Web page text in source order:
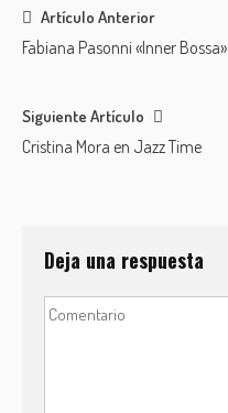
Post
navigation
Artículo Anterior
Fabiana Pasonni «Inner Bossa»
Siguiente Artículo
Cristina Mora en Jazz Time
Deja una respuesta